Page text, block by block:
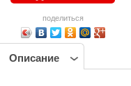
поделиться
Описание